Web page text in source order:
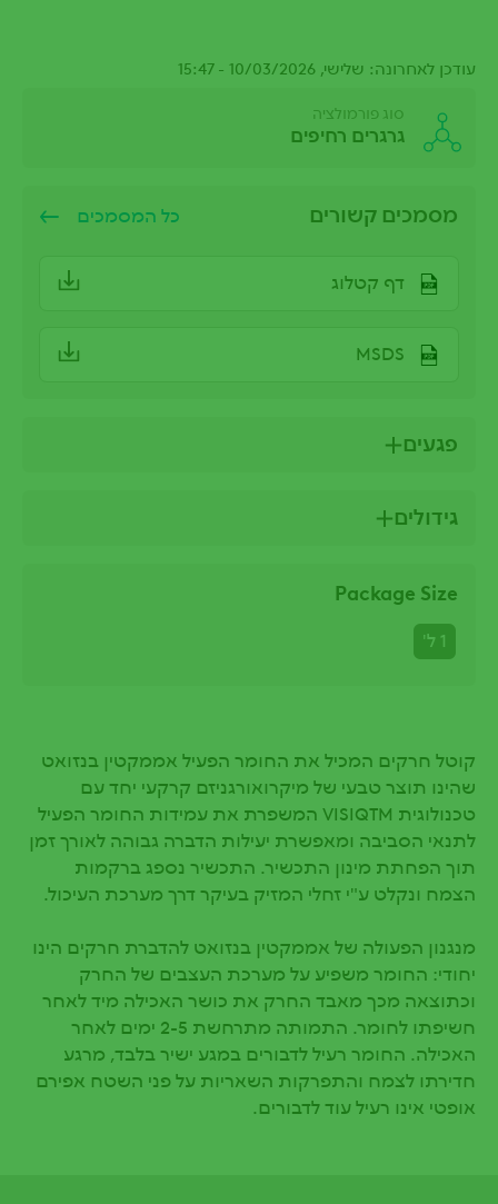
עודכן לאחרונה: שלישי, 10/03/2026 - 15:47
קוטל חרקים המכיל את החומר הפעיל אממקטין בנזואט
שהינו תוצר טבעי של מיקרואורגניזם קרקעי יחד עם
טכנולוגית VISIQTM המשפרת את עמידות החומר הפעיל
לתנאי הסביבה ומאפשרת יעילות הדברה גבוהה לאורך זמן
תוך הפחתת מינון התכשיר. התכשיר נספג ברקמות
הצמח ונקלט ע"י זחלי המזיק בעיקר דרך מערכת העיכול.
מנגנון הפעולה של אממקטין בנזואט להדברת חרקים הינו
יחודי: החומר משפיע על מערכת העצבים של החרק
וכתוצאה מכך מאבד החרק את כושר האכילה מיד לאחר
חשיפתו לחומר. התמותה מתרחשת 2-5 ימים לאחר
האכילה. החומר רעיל לדבורים במגע ישיר בלבד, מרגע
חדירתו לצמח והתפרקות השאריות על פני השטח אפירם
אופטי אינו רעיל עוד לדבורים.
סוג פורמולציה
גרגרים רחיפים
מסמכים קשורים כל המסמכים
דף קטלוג
MSDS
פגעים
גידולים
Package Size
1 ל'